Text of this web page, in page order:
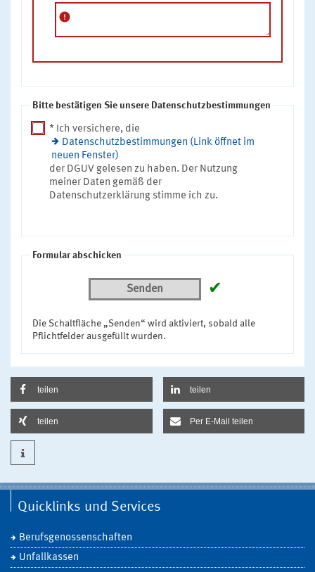
error
Bitte bestätigen Sie unsere Datenschutzbestimmungen
* Ich versichere, die
Datenschutzbestimmungen (Link öffnet im
neuen Fenster)
der DGUV gelesen zu haben. Der Nutzung
meiner Daten gemäß der
Datenschutzerklärung stimme ich zu.
Formular abschicken
Senden ✔
Die Schaltfläche „Senden“ wird aktiviert, sobald alle
Pflichtfelder ausgefüllt wurden.
teilen teilen
teilen Per E-Mail teilen
Quicklinks und Services
Berufsgenossenschaften
Unfallkassen